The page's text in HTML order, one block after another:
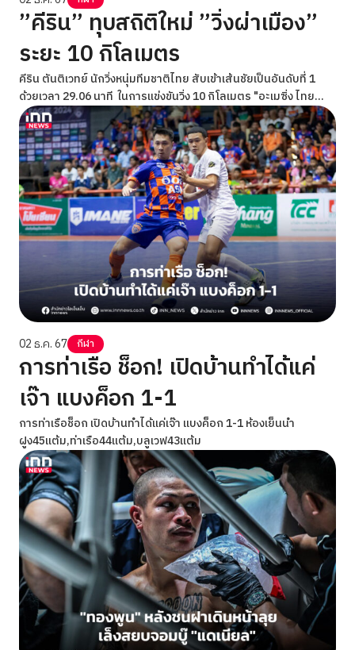
”คีริน” ทุบสถิติใหม่ ”วิ่งผ่าเมือง”
ระยะ 10 กิโลเมตร
คีริน ตันติเวทย์ นักวิ่งหนุ่มทีมชาติไทย สับเข้าเส้นชัยเป็นอันดับที่ 1
ด้วยเวลา 29.06 นาที ในการแข่งขันวิ่ง 10 กิโลเมตร "อะเมซิ่ง ไทย
แลนด์ มาราธอน แบงค็อก 2024"
02 ธ.ค. 67 กีฬา
การท่าเรือ ช็อก! เปิดบ้านทำได้แค่
เจ๊า แบงค็อก 1-1
การท่าเรือช็อก เปิดบ้านทำได้แค่เจ๊า แบงค็อก 1-1 ห้องเย็นนำ
ฝูง45แต้ม,ท่าเรือ44แต้ม,บลูเวฟ43แต้ม